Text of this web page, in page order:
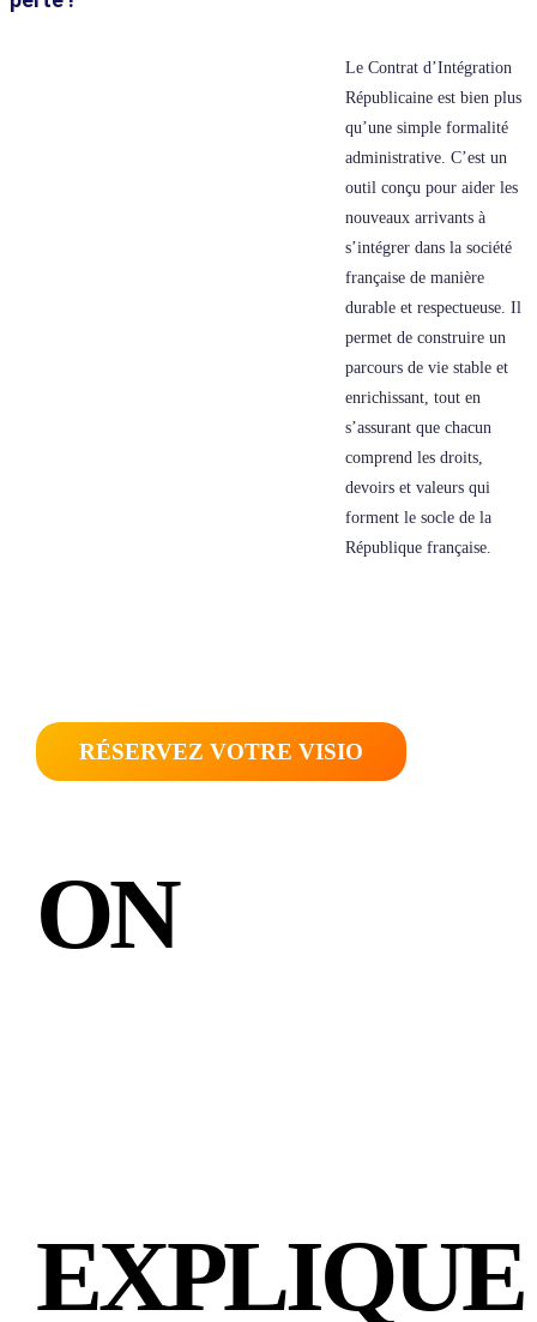
Le Contrat d’Intégration
Républicaine est bien plus
qu’une simple formalité
administrative. C’est un
outil conçu pour aider les
nouveaux arrivants à
s’intégrer dans la société
française de manière
durable et respectueuse. Il
permet de construire un
parcours de vie stable et
enrichissant, tout en
s’assurant que chacun
comprend les droits,
devoirs et valeurs qui
forment le socle de la
République française.
RÉSERVEZ VOTRE VISIO
ON
EXPLIQUE